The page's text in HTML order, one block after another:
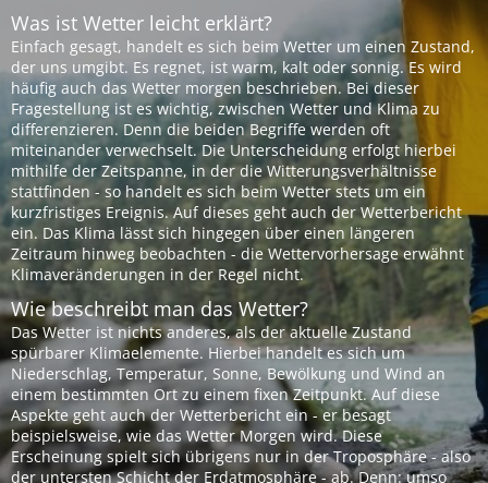
Was ist Wetter leicht erklärt?
Einfach gesagt, handelt es sich beim Wetter um einen Zustand,
der uns umgibt. Es regnet, ist warm, kalt oder sonnig. Es wird
häufig auch das Wetter morgen beschrieben. Bei dieser
Fragestellung ist es wichtig, zwischen Wetter und Klima zu
differenzieren. Denn die beiden Begriffe werden oft
miteinander verwechselt. Die Unterscheidung erfolgt hierbei
mithilfe der Zeitspanne, in der die Witterungsverhältnisse
stattfinden - so handelt es sich beim Wetter stets um ein
kurzfristiges Ereignis. Auf dieses geht auch der Wetterbericht
ein. Das Klima lässt sich hingegen über einen längeren
Zeitraum hinweg beobachten - die Wettervorhersage erwähnt
Klimaveränderungen in der Regel nicht.
Wie beschreibt man das Wetter?
Das Wetter ist nichts anderes, als der aktuelle Zustand
spürbarer Klimaelemente. Hierbei handelt es sich um
Niederschlag, Temperatur, Sonne, Bewölkung und Wind an
einem bestimmten Ort zu einem fixen Zeitpunkt. Auf diese
Aspekte geht auch der Wetterbericht ein - er besagt
beispielsweise, wie das Wetter Morgen wird. Diese
Erscheinung spielt sich übrigens nur in der Troposphäre - also
der untersten Schicht der Erdatmosphäre - ab. Denn: umso